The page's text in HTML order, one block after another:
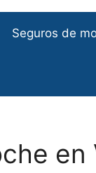
Seguros de
en